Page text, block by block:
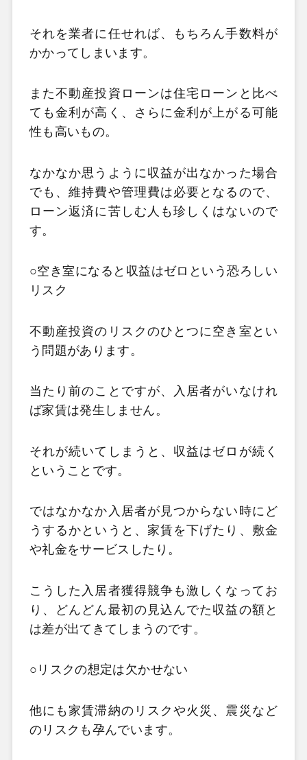
それを業者に任せれば、もちろん手数料が
かかってしまいます。
また不動産投資ローンは住宅ローンと比べ
ても金利が高く、さらに金利が上がる可能
性も高いもの。
なかなか思うように収益が出なかった場合
でも、維持費や管理費は必要となるので、
ローン返済に苦しむ人も珍しくはないので
す。
○空き室になると収益はゼロという恐ろしい
リスク
不動産投資のリスクのひとつに空き室とい
う問題があります。
当たり前のことですが、入居者がいなけれ
ば家賃は発生しません。
それが続いてしまうと、収益はゼロが続く
ということです。
ではなかなか入居者が見つからない時にど
うするかというと、家賃を下げたり、敷金
や礼金をサービスしたり。
こうした入居者獲得競争も激しくなってお
り、どんどん最初の見込んでた収益の額と
は差が出てきてしまうのです。
○リスクの想定は欠かせない
他にも家賃滞納のリスクや火災、震災など
のリスクも孕んでいます。